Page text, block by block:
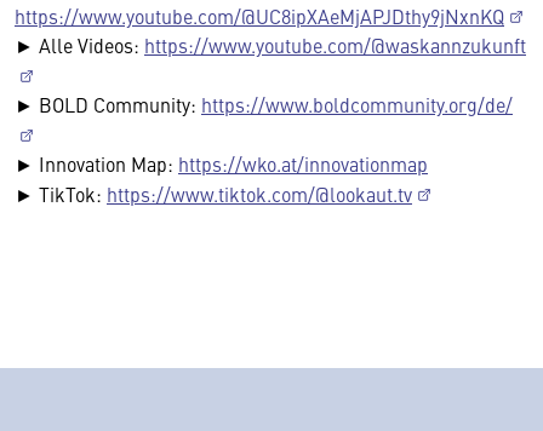
https://www.youtube.com/@UC8ipXAeMjAPJDthy9jNxnKQ
► Alle Videos: https://www.youtube.com/@waskannzukunft
► BOLD Community: https://www.boldcommunity.org/de/
► Innovation Map: https://wko.at/innovationmap
► TikTok: https://www.tiktok.com/@lookaut.tv